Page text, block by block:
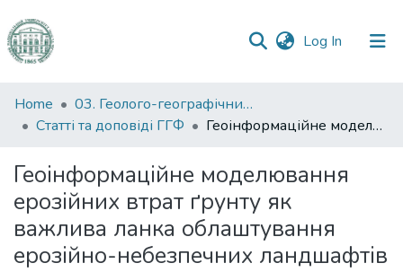
Log In (current)
Communities
&
All of DSpace
Statistics
Home
03. Геолого-географічний факультет
Статті та доповіді ГГФ
Геоінформаційне моделювання ерозійних втрат ґрунту як важлива ланка облаштування ерозійно-небезпечних ландшафтів
Геоінформаційне моделювання
ерозійних втрат ґрунту як
важлива ланка облаштування
ерозійно-небезпечних ландшафтів